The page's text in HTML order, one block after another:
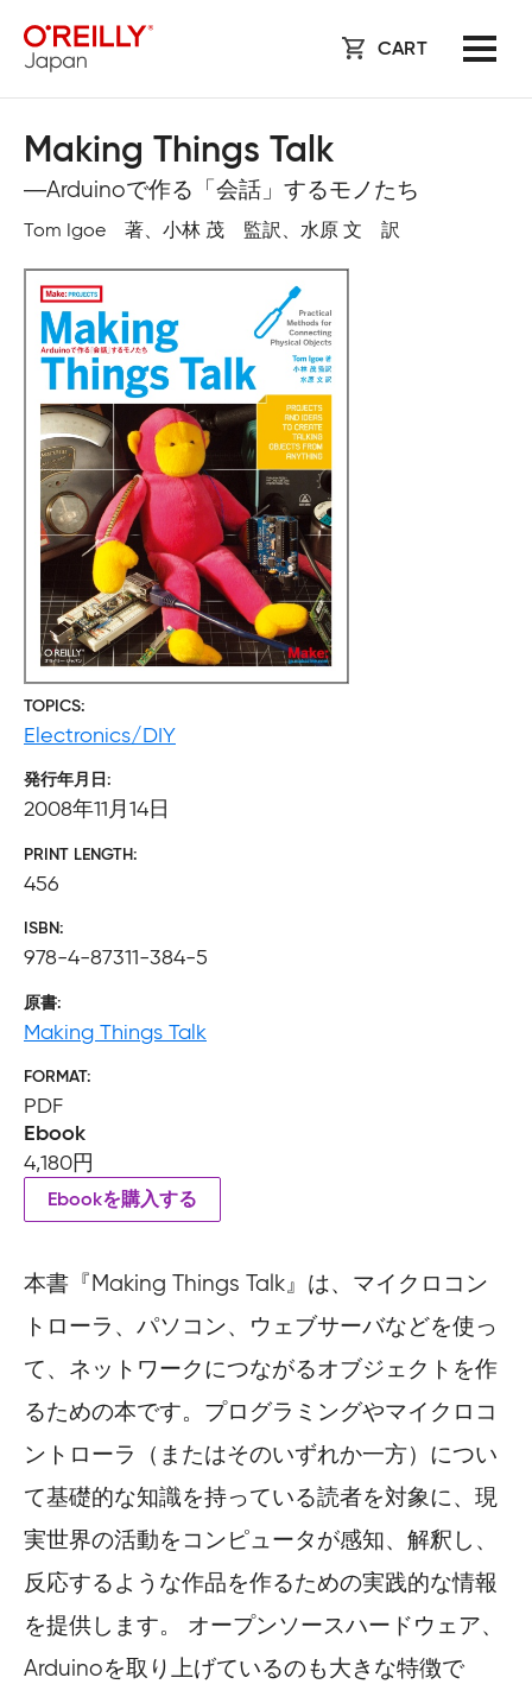
CART
Making Things Talk
―Arduinoで作る「会話」するモノたち
Tom Igoe 著、小林 茂 監訳、水原 文 訳
TOPICS
Electronics/DIY
発行年月日
2008年11月14日
PRINT LENGTH
456
ISBN
978-4-87311-384-5
原書
Making Things Talk
FORMAT
PDF
Ebook
4,180円
Ebookを購入する
本書『Making Things Talk』は、マイクロコン
トローラ、パソコン、ウェブサーバなどを使っ
て、ネットワークにつながるオブジェクトを作
るための本です。プログラミングやマイクロコ
ントローラ（またはそのいずれか一方）につい
て基礎的な知識を持っている読者を対象に、現
実世界の活動をコンピュータが感知、解釈し、
反応するような作品を作るための実践的な情報
を提供します。 オープンソースハードウェア、
Arduinoを取り上げているのも大きな特徴で